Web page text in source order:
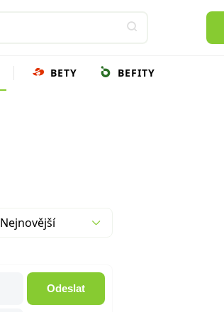
BETY BEFITY
Nejnovější
Odeslat